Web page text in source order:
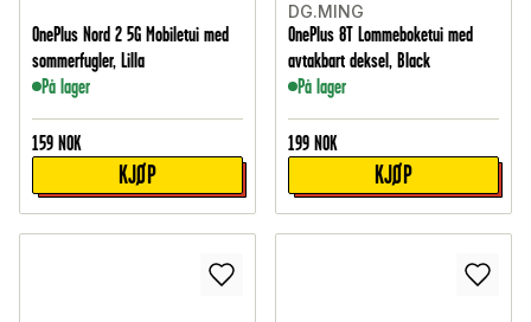
OnePlus Nord 2 5G Mobiletui med
sommerfugler, Lilla
På lager
159 NOK
KJØP
DG.MING
OnePlus 8T Lommeboketui med
avtakbart deksel, Black
På lager
199 NOK
KJØP